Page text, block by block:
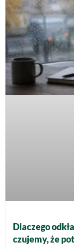
Dlaczego
czujemy, że